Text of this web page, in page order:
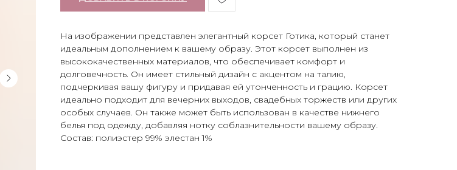
На изображении представлен элегантный корсет Готика, который станет
идеальным дополнением к вашему образу. Этот корсет выполнен из
высококачественных материалов, что обеспечивает комфорт и
долговечность. Он имеет стильный дизайн с акцентом на талию,
подчеркивая вашу фигуру и придавая ей утонченность и грацию. Корсет
идеально подходит для вечерних выходов, свадебных торжеств или других
особых случаев. Он также может быть использован в качестве нижнего
белья под одежду, добавляя нотку соблазнительности вашему образу.
Состав: полиэстер 99% элестан 1%